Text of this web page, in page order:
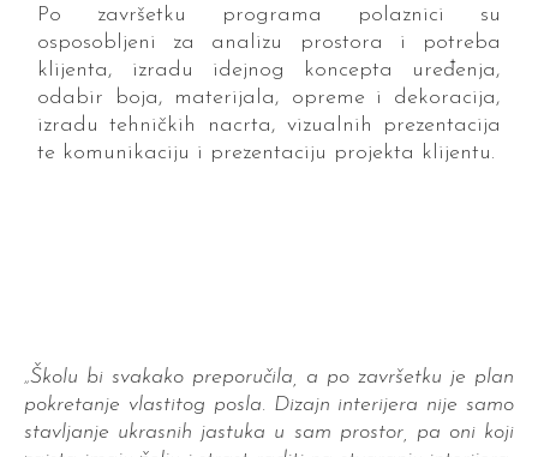
Po završetku programa polaznici su
osposobljeni za analizu prostora i potreba
klijenta, izradu idejnog koncepta uređenja,
odabir boja, materijala, opreme i dekoracija,
izradu tehničkih nacrta, vizualnih prezentacija
te komunikaciju i prezentaciju projekta klijentu.
„Školu bi svakako preporučila, a po završetku je plan
pokretanje vlastitog posla. Dizajn interijera nije samo
stavljanje ukrasnih jastuka u sam prostor, pa oni koji